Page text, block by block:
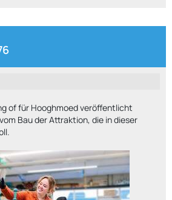
of für Hooghmoed veröffentlicht
Bau der Attraktion, die in dieser